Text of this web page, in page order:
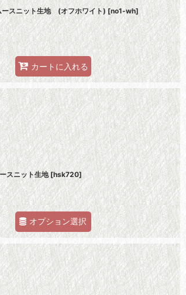
スニット生地 (オフホワイト) [no1-wh]
カートに入れる
スニット生地[hsk720]
オプション選択